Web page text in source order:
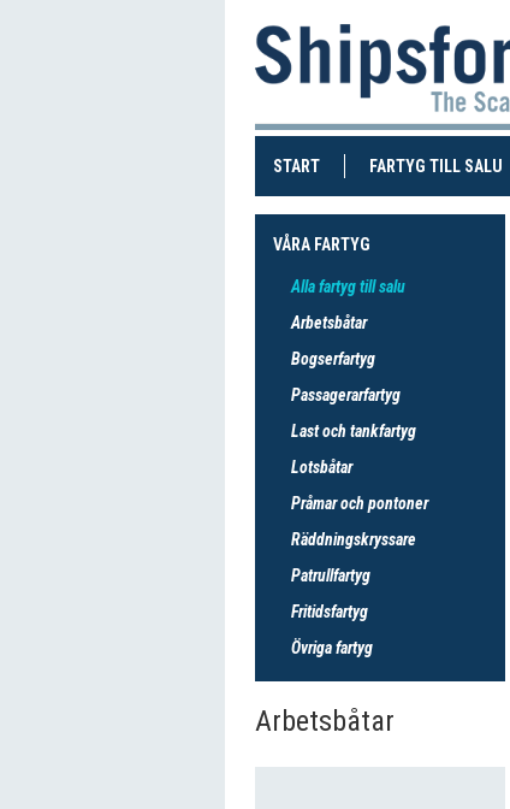
START(CURRENT)FARTYG TILL SALU
VÅRA FARTYG
Alla fartyg till salu
Arbetsbåtar
Bogserfartyg
Passagerarfartyg
Last och tankfartyg
Lotsbåtar
Pråmar och pontoner
Räddningskryssare
Patrullfartyg
Fritidsfartyg
Övriga fartyg
Arbetsbåtar